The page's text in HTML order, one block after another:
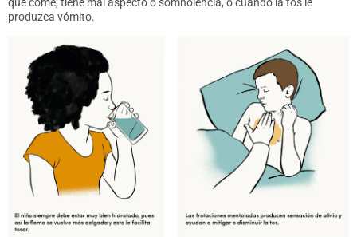
que come, tiene mal aspecto o somnolencia, o cuando la tos le
produzca vómito.